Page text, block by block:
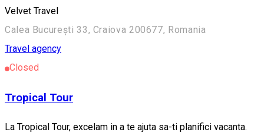
Velvet Travel
Calea București 33, Craiova 200677, Romania
Travel agency
Closed
Tropical Tour
La Tropical Tour, excelam in a te ajuta sa-ti planifici vacanta.